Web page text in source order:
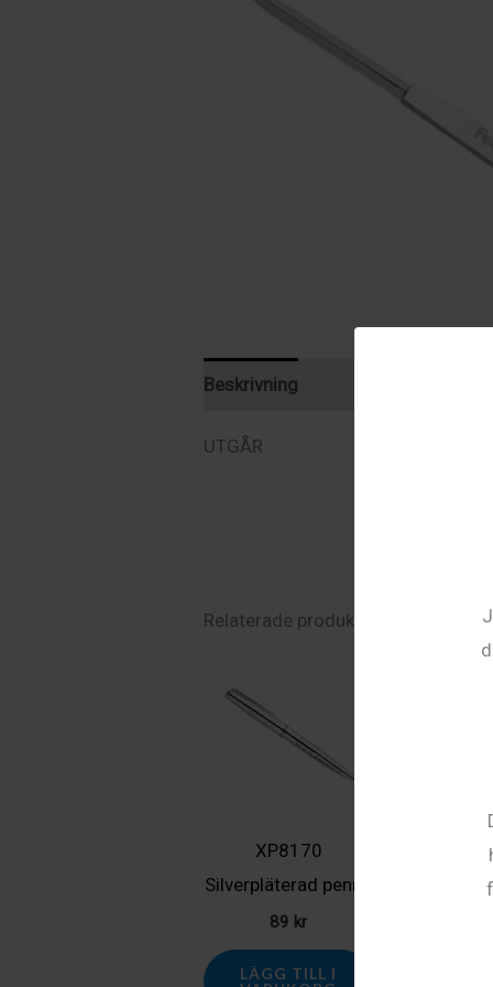
Beskrivning
UTGÅR
Relaterade produkter
XP8170
Silverpläterad penna
89 kr
LÄGG TILL I